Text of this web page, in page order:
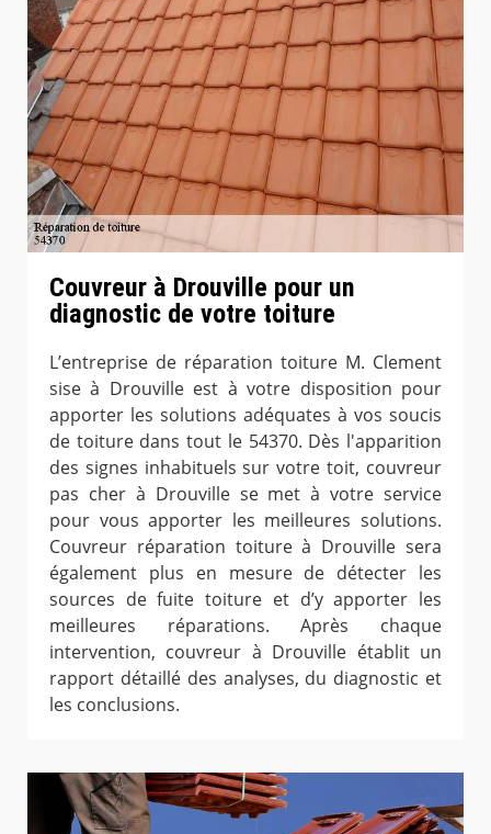
Couvreur à Drouville pour un
diagnostic de votre toiture
L’entreprise de réparation toiture M. Clement
sise à Drouville est à votre disposition pour
apporter les solutions adéquates à vos soucis
de toiture dans tout le 54370. Dès l'apparition
des signes inhabituels sur votre toit, couvreur
pas cher à Drouville se met à votre service
pour vous apporter les meilleures solutions.
Couvreur réparation toiture à Drouville sera
également plus en mesure de détecter les
sources de fuite toiture et d’y apporter les
meilleures réparations. Après chaque
intervention, couvreur à Drouville établit un
rapport détaillé des analyses, du diagnostic et
les conclusions.